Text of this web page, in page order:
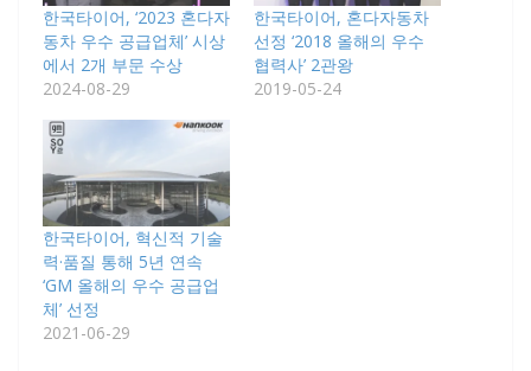
한국타이어, ‘2023 혼다자
동차 우수 공급업체’ 시상
에서 2개 부문 수상
2024-08-29
한국타이어, 혼다자동차
선정 ‘2018 올해의 우수
협력사’ 2관왕
2019-05-24
한국타이어, 혁신적 기술
력·품질 통해 5년 연속
‘GM 올해의 우수 공급업
체’ 선정
2021-06-29